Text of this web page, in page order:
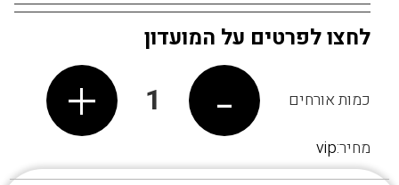
לחצו לפרטים על המועדון
כמות אורחים -
1
+
מחיר:vip